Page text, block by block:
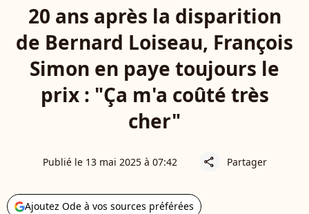
20 ans après la disparition
de Bernard Loiseau, François
Simon en paye toujours le
prix : "Ça m'a coûté très
cher"
Publié le 13 mai 2025 à 07:42 share Partager
Ajoutez Ode à vos sources préférées